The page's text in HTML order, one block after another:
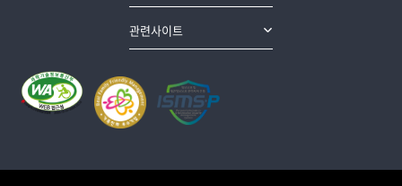
관련사이트